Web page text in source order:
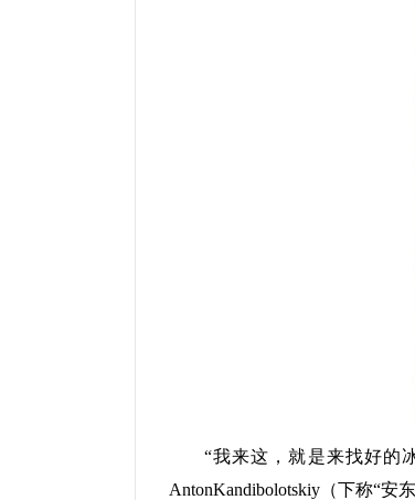
“我来这，就是来找好的
AntonKandibolotskiy（下称“安